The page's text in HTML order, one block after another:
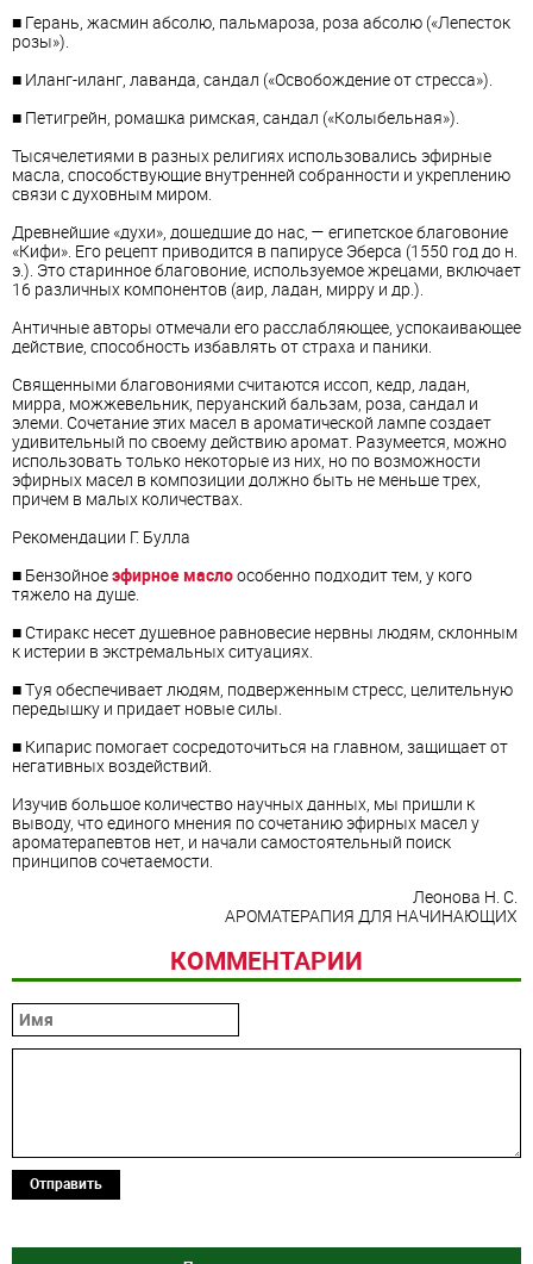
■ Герань, жасмин абсолю, пальмароза, роза абсолю («Лепесток
розы»).
■ Иланг-иланг, лаванда, сандал («Освобождение от стресса»).
■ Петигрейн, ромашка римская, сандал («Колыбельная»).
Тысячелетиями в разных религиях использовались эфирные
масла, способствующие внутренней собранности и укреплению
связи с духовным миром.
Древнейшие «духи», дошедшие до нас, — египетское благовоние
«Кифи». Его рецепт приводится в папирусе Эберса (1550 год до н.
э.). Это старинное благовоние, используемое жрецами, включает
16 различных компонентов (аир, ладан, мирру и др.).
Античные авторы отмечали его расслабляющее, успокаивающее
действие, способность избавлять от страха и паники.
Священными благовониями считаются иссоп, кедр, ладан,
мирра, можжевельник, перуанский бальзам, роза, сандал и
элеми. Сочетание этих масел в ароматической лампе создает
удивительный по своему действию аромат. Разумеется, можно
использовать только некоторые из них, но по возможности
эфирных масел в композиции должно быть не меньше трех,
причем в малых количествах.
Рекомендации Г. Булла
■ Бензойноеэфирное маслоособенно подходит тем, у кого
тяжело на душе.
■ Стиракс несет душевное равновесие нервны людям, склонным
к истерии в экстремальных ситуациях.
■ Туя обеспечивает людям, подверженным стресс, целительную
передышку и придает новые силы.
■ Кипарис помогает сосредоточиться на главном, защищает от
негативных воздействий.
Изучив большое количество научных данных, мы пришли к
выводу, что единого мнения по сочетанию эфирных масел у
ароматерапевтов нет, и начали самостоятельный поиск
принципов сочетаемости.
Леонова Н. С.
АРОМАТЕРАПИЯ ДЛЯ НАЧИНАЮЩИХ
КОММЕНТАРИИ
Отправить